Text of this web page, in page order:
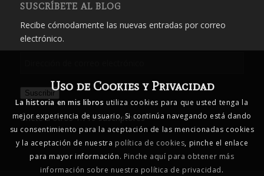
SUSCRÍBETE AL BLOG
Recibe cómodamente las nuevas entradas por correo
electrónico.
correo
electrónico
Suscribir
Únete a otros 1.719 suscriptores
Uso de Cookies y Privacidad
La historia en mis libros utiliza cookies para que usted tenga la
mejor experiencia de usuario. Si continúa navegando está dando
su consentimiento para la aceptación de las mencionadas cookies
y la aceptación de nuestra política de cookies, pinche el enlace
para mayor información. Pinche aquí para obtener más
información sobre nuestra política de privacidad.